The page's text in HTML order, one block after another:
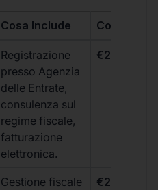
Cosa Include Costo
Registrazione
presso Agenzia
delle Entrate,
consulenza sul
regime fiscale,
fatturazione
elettronica.
€264 +
Gestione fiscale
€264 +